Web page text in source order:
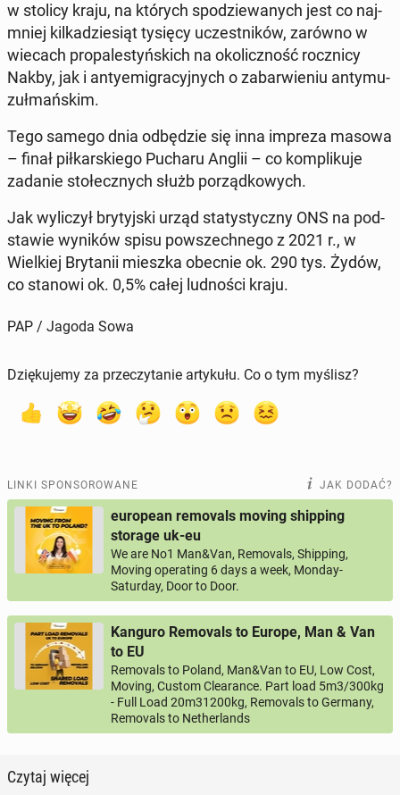
w stolicy kraju, na których spo­dzie­wa­nych jest co naj­
mniej kil­ka­dzie­siąt tysięcy uczest­ni­ków, zarówno w
wiecach pro­pa­le­styń­skich na oko­licz­ność rocz­ni­cy
Nakby, jak i an­ty­emi­gra­cyj­nych o za­bar­wie­niu an­ty­mu­
zuł­mań­skim.
Tego samego dnia od­bę­dzie się inna impreza masowa
– finał pił­kar­skie­go Pucharu Anglii – co kom­pli­ku­je
zadanie sto­łecz­nych służb po­rząd­ko­wych.
Jak wy­li­czył bry­tyj­ski urząd sta­ty­stycz­ny ONS na pod­
sta­wie wyników spisu po­wszech­ne­go z 2021 r., w
Wiel­kiej Bry­ta­nii mieszka obecnie ok. 290 tys. Żydów,
co stanowi ok. 0,5% całej lud­no­ści kraju.
PAP / Jagoda Sowa
Dziękujemy za przeczytanie artykułu. Co o tym myślisz?
LINKI SPONSOROWANE JAK DODAĆ?
european removals moving shipping
storage uk-eu
We are No1 Man&Van, Removals, Shipping,
Moving operating 6 days a week, Monday-
Saturday, Door to Door.
Kanguro Removals to Europe, Man & Van
to EU
Removals to Poland, Man&Van to EU, Low Cost,
Moving, Custom Clearance. Part load 5m3/300kg
- Full Load 20m31200kg, Removals to Germany,
Removals to Netherlands
Czytaj więcej